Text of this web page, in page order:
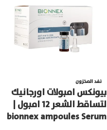
نفد المخزون
بيونكس امبولات اورجانيك
لتساقط الشعر 12 امبول |
bionnex ampoules Serum